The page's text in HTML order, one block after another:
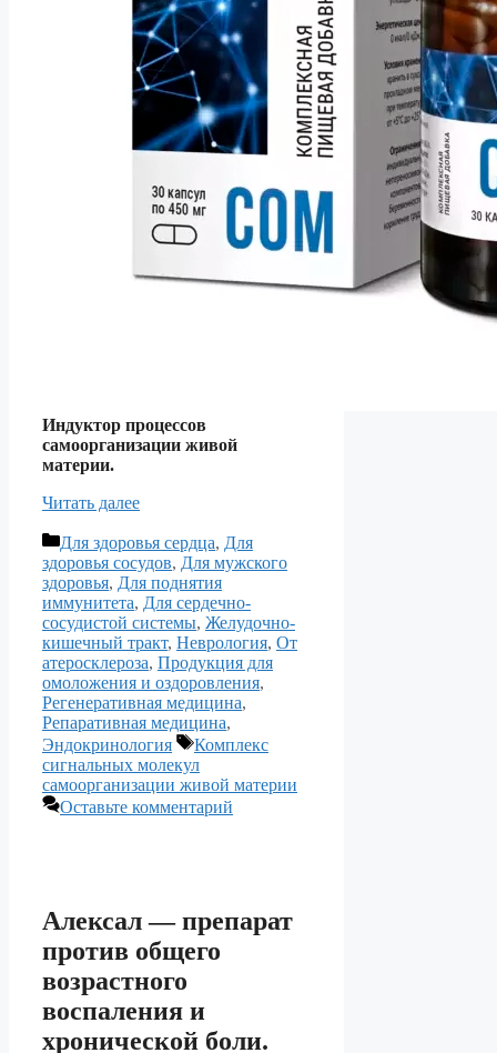
Индуктор процессов
самоорганизации живой
материи.
Читать далее
Рубрики
Для здоровья сердца, Для
здоровья сосудов, Для мужского
здоровья, Для поднятия
иммунитета, Для сердечно-
сосудистой системы, Желудочно-
кишечный тракт, Неврология, От
атеросклероза, Продукция для
омоложения и оздоровления,
Регенеративная медицина,
Репаративная медицина,
Эндокринология
Метки
Комплекс
сигнальных молекул
самоорганизации живой материи
Оставьте комментарий
Алексал — препарат
против общего
возрастного
воспаления и
хронической боли.